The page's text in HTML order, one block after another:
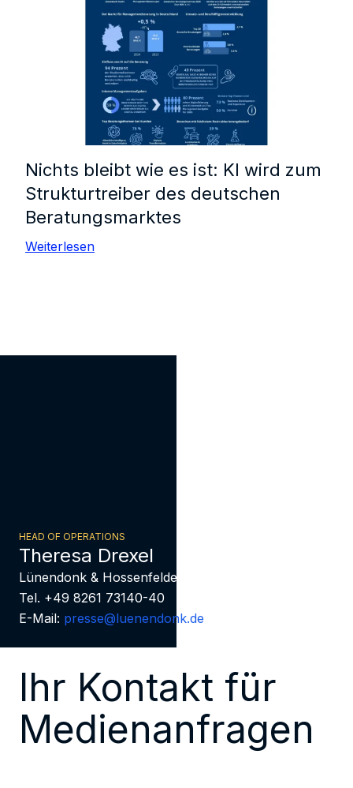
Nichts bleibt wie es ist: KI wird zum
Strukturtreiber des deutschen
Beratungsmarktes
Weiterlesen
HEAD OF OPERATIONS
Theresa Drexel
Lünendonk & Hossenfelder
Tel. +49 8261 73140-40
E-Mail: presse@luenendonk.de
Ihr Kontakt für
Medienanfragen